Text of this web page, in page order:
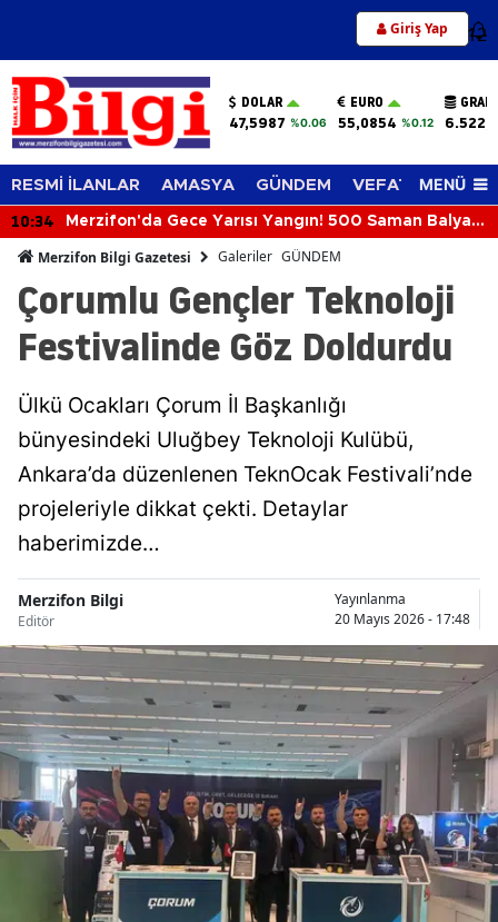
Giriş Yap 12
DOLAR
47,5987 %0.06
EURO
55,0854 %0.12
RESMİ İLANLAR AMASYA GÜNDEM VEFAT EDENLER
MENÜ
10:26
Altın Rekora Koşuyor, Dolar ve Euro'da Yükseliş
Merzifon Bilgi Gazetesi Galeriler GÜNDEM
Çorumlu Gençler Teknoloji
Festivalinde Göz Doldurdu
Ülkü Ocakları Çorum İl Başkanlığı
bünyesindeki Uluğbey Teknoloji Kulübü,
Ankara’da düzenlenen TeknOcak Festivali’nde
projeleriyle dikkat çekti. Detaylar
haberimizde…
Merzifon Bilgi
Editör
Yayınlanma
20 Mayıs 2026 - 17:48